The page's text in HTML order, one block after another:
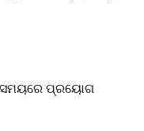
ସମୟରେ ପ୍ରୟୋଗ